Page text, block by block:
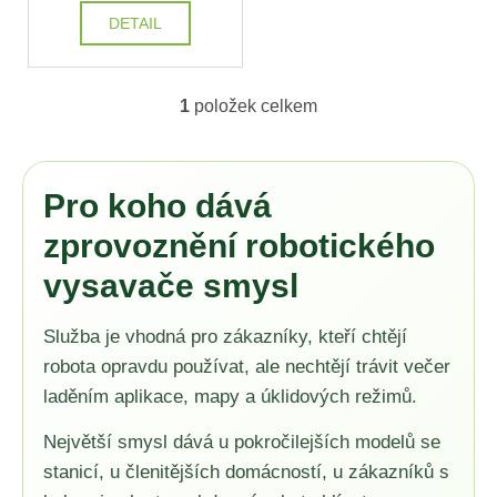
DETAIL
O
l
d
a
c
í
p
r
v
y
v
p
1 položek celkem
Pro koho dává
zprovoznění robotického
vysavače smysl
Služba je vhodná pro zákazníky, kteří chtějí
robota opravdu používat, ale nechtějí trávit večer
laděním aplikace, mapy a úklidových režimů.
Největší smysl dává u pokročilejších modelů se
stanicí, u členitějších domácností, u zákazníků s